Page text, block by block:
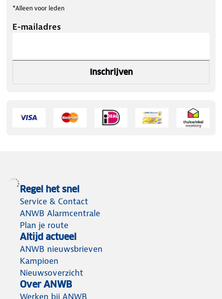
*Alleen voor leden
E-mailadres
Inschrijven
Regel het snel
Service & Contact
ANWB Alarmcentrale
Plan je route
Altijd actueel
ANWB nieuwsbrieven
Kampioen
Nieuwsoverzicht
Over ANWB
Werken bij ANWB